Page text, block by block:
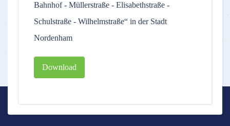
Bahnhof - Müllerstraße - Elisabethstraße -
Schulstraße - Wilhelmstraße“ in der Stadt
Nordenham
Download